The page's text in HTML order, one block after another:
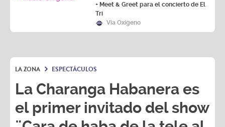
+ Meet & Greet para el concierto de El
Tri
Vía Oxígeno
LA ZONA ESPECTÁCULOS
La Charanga Habanera es
el primer invitado del show